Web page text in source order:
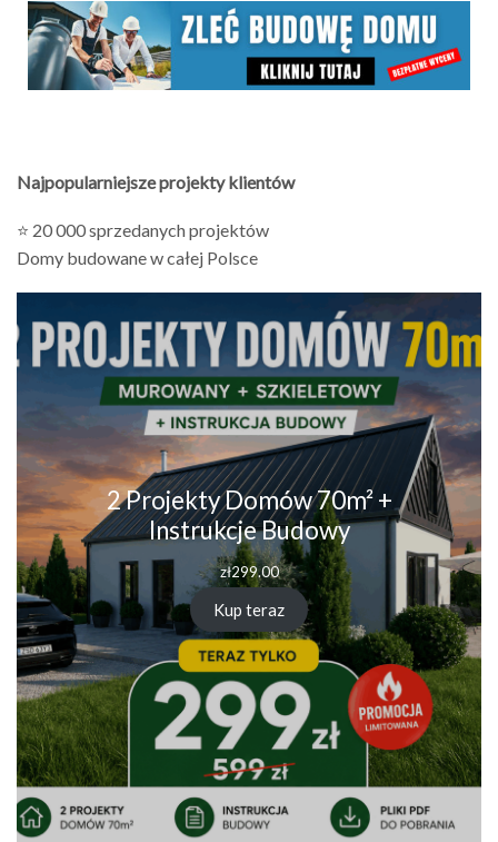
Najpopularniejsze projekty klientów
⭐ 20 000 sprzedanych projektów
Domy budowane w całej Polsce
2 Projekty Domów 70m² +
Instrukcje Budowy
zł299.00
Kup teraz